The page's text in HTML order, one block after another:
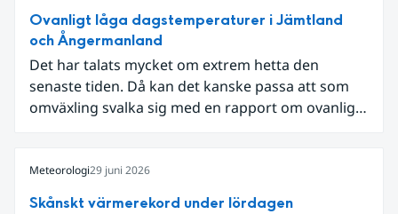
Ovanligt låga dagstemperaturer i Jämtland
och Ångermanland
Det har talats mycket om extrem hetta den
senaste tiden. Då kan det kanske passa att som
omväxling svalka sig med en rapport om ovanligt
Meteorologi29 juni 2026
Skånskt värmerekord under lördagen